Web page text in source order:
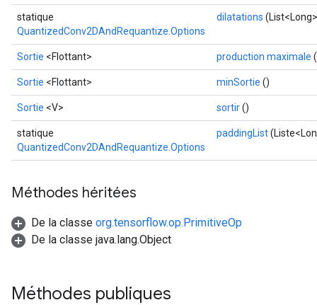
statique
QuantizedConv2DAndRequantize.Options
dilatations
Sortie <Flottant> production maximale
Sortie <Flottant> minSortie ()
Sortie <V> sortir()
statique
QuantizedConv2DAndRequantize.Options
paddingList
Méthodes héritées
De la classe org.tensorflow.op.PrimitiveOp
De la classe java.lang.Object
Méthodes publiques